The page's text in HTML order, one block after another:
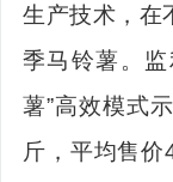
生产技术，在
季马铃薯。
薯”高效模式
斤，平均售